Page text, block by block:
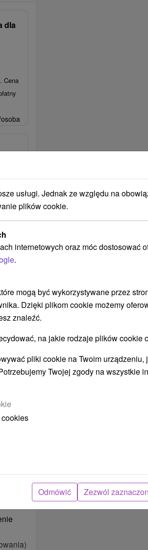
dla
Cena
na
inne
usługi. Jednak ze względu na
plików cookie.
internetowych oraz móc dostosować
.
mogą być wykorzystywane przez
Dzięki plikom cookie możemy
znaleźć.
na jakie rodzaje plików cookie
pliki cookie na Twoim
Twojej zgody na wszystkie
Odmówić Zezwól